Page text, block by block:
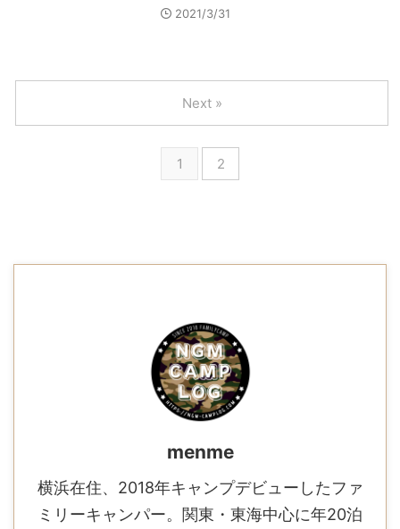
2021/3/31
1 2
Next »
menme
横浜在住、2018年キャンプデビューしたファ
ミリーキャンパー。関東・東海中心に年20泊